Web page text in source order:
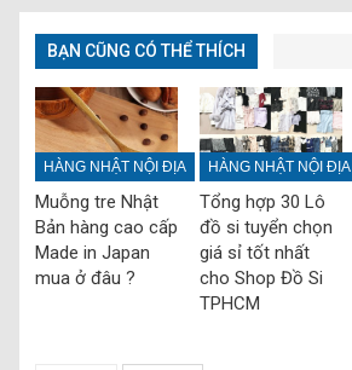
BẠN CŨNG CÓ THỂ THÍCH
HÀNG NHẬT NỘI ĐỊA
Muỗng tre Nhật
Bản hàng cao cấp
Made in Japan
mua ở đâu ?
HÀNG NHẬT NỘI ĐỊA
Tổng hợp 30 Lô
đồ si tuyển chọn
giá sỉ tốt nhất
cho Shop Đồ Si
TPHCM